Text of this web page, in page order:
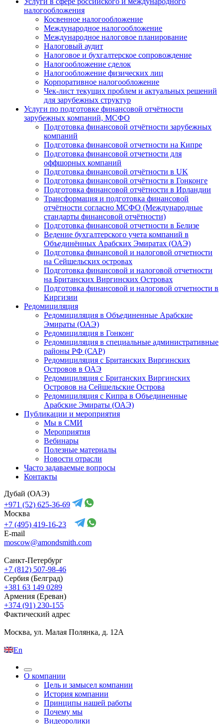
налогообложения
Косвенное налогообложение
Международное налогообложение
Международное налоговое планирование
Налоговый аудит
Налоговое и бухгалтерское сопровождение
Налогообложение сделок
Налогообложение физических лиц
Корпоративное налогообложение
Чек-лист текущих проблем и актуальных решений
для зарубежных структур
Услуги по подготовке финансовой отчётности
зарубежных компаний, МСФО
Подготовка финансовой отчётности зарубежных
компаний
Подготовка финансовой отчетности на Кипре
Подготовка финансовой отчетности для
оффшорных компаний
Подготовка финансовой отчётности в UK
Подготовка финансовой отчётности в Гонконге
Подготовка финансовой отчётности в Ирландии
Трансформация и подготовка финансовой
отчётности согласно МСФО (Международные
стандарты финансовой отчётности)
Подготовка финансовой отчетности в Белизе
Ведение бухгалтерского учета компаний в
Объединённых Арабских Эмиратах (ОАЭ)
Подготовка финансовой и налоговой отчетности
на Сейшельских островах
Подготовка финансовой и налоговой отчетности
на Британских Виргинских Островах
Подготовка финансовой и налоговой отчетности в
Киргизии
Редомициляция
Редомициляция в Объединенные Арабские
Эмираты (ОАЭ)
Редомициляция в Гонконг
Редомициляция в специальные административные
районы РФ (САР)
Редомициляция с Британских Виргинских
Островов в ОАЭ
Редомициляция с Британских Виргинских
Островов на Сейшельские Острова
Редомициляция с Кипра в Объединенные
Арабские Эмираты (ОАЭ)
Публикации и мероприятия
Мы в СМИ
Мероприятия
Вебинары
Полезные материалы
Новости отрасли
Часто задаваемые вопросы
Контакты
Дубай (ОАЭ)
+971 (52) 625-36-69
Москва
+7 (495) 419-16-23
E-mail
moscow@amondsmith.com
Санкт-Петербург
+7 (812) 507-98-46
Сербия (Белград)
+381 63 149 0289
Армения (Ереван)
+374 (91) 230-155
Фактический адрес
Москва, ул. Малая Полянка, д. 12А
En
О компании
Цель и замысел компании
История компании
Принципы нашей работы
Почему мы
Видеоролики